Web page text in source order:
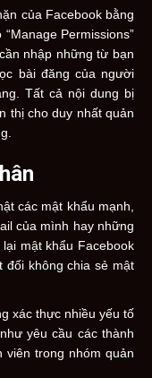
của Facebook bằng
Permissions”
nhập những từ bạn
bài đăng của người
Tất cả nội dung bị
thị cho duy nhất quản
các mật khẩu mạnh,
của mình hay những
mật khẩu Facebook
đối không chia sẻ mật
xác thực nhiều yếu tố
yêu cầu các thành
viên trong nhóm quản